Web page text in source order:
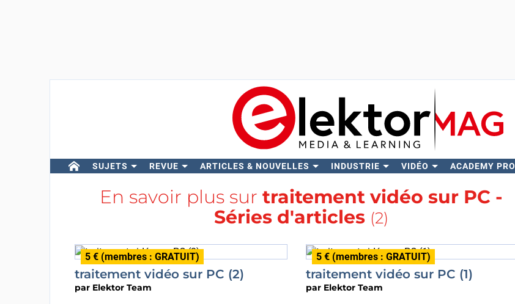
SUJETS REVUE ARTICLES & NOUVELLES INDUSTRIE VIDÉO ACADEMY PRO
En savoir plus sur traitement vidéo sur PC -
Séries d'articles (2)
5 € (membres : GRATUIT)
traitement vidéo sur PC (2)
par Elektor Team
5 € (membres : GRATUIT)
traitement vidéo sur PC (1)
par Elektor Team